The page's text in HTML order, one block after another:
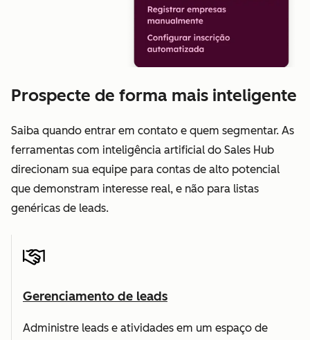
Prospecte de forma mais inteligente
Saiba quando entrar em contato e quem segmentar. As
ferramentas com inteligência artificial do Sales Hub
direcionam sua equipe para contas de alto potencial
que demonstram interesse real, e não para listas
genéricas de leads.
Gerenciamento de leads
Administre leads e atividades em um espaço de